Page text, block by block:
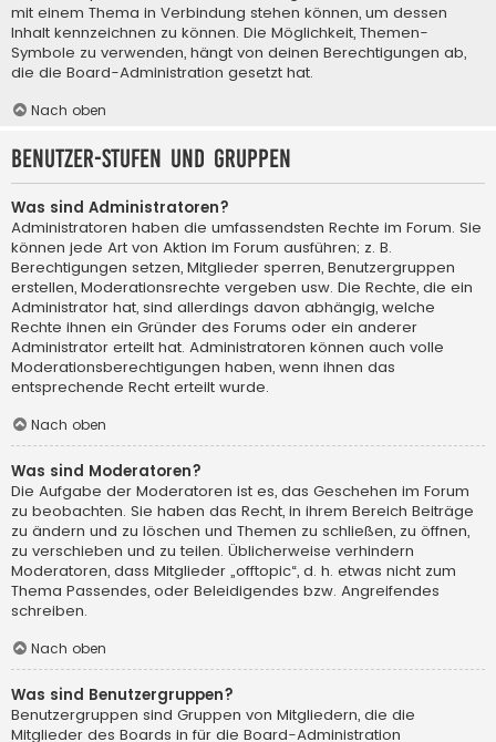
mit einem Thema in Verbindung stehen können, um dessen
Inhalt kennzeichnen zu können. Die Möglichkeit, Themen-
Symbole zu verwenden, hängt von deinen Berechtigungen ab,
die die Board-Administration gesetzt hat.
Nach oben
Benutzer-Stufen und Gruppen
Was sind Administratoren?
Administratoren haben die umfassendsten Rechte im Forum. Sie
können jede Art von Aktion im Forum ausführen; z. B.
Berechtigungen setzen, Mitglieder sperren, Benutzergruppen
erstellen, Moderationsrechte vergeben usw. Die Rechte, die ein
Administrator hat, sind allerdings davon abhängig, welche
Rechte ihnen ein Gründer des Forums oder ein anderer
Administrator erteilt hat. Administratoren können auch volle
Moderationsberechtigungen haben, wenn ihnen das
entsprechende Recht erteilt wurde.
Nach oben
Was sind Moderatoren?
Die Aufgabe der Moderatoren ist es, das Geschehen im Forum
zu beobachten. Sie haben das Recht, in ihrem Bereich Beiträge
zu ändern und zu löschen und Themen zu schließen, zu öffnen,
zu verschieben und zu teilen. Üblicherweise verhindern
Moderatoren, dass Mitglieder „offtopic“, d. h. etwas nicht zum
Thema Passendes, oder Beleidigendes bzw. Angreifendes
schreiben.
Nach oben
Was sind Benutzergruppen?
Benutzergruppen sind Gruppen von Mitgliedern, die die
Mitglieder des Boards in für die Board-Administration